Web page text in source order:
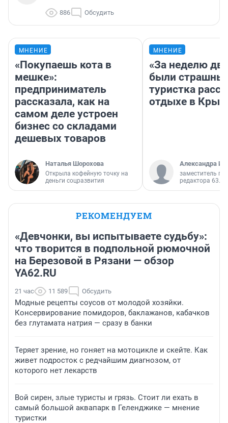
886 Обсудить
МНЕНИЕ
«Покупаешь кота в
мешке»:
предприниматель
рассказала, как на
самом деле устроен
бизнес со складами
дешевых товаров
Наталья Шорохова
Открыла кофейную точку на
деньги соцразвития
МНЕНИЕ
«За неделю
были
туристка
отдыхе в
Александра
заместитель
редактора 63.RU
РЕКОМЕНДУЕМ
«Девчонки, вы испытываете судьбу»:
что творится в подпольной рюмочной
на Березовой в Рязани — обзор
YA62.RU
21 час 11 589 Обсудить
Модные рецепты соусов от молодой хозяйки.
Консервирование помидоров, баклажанов, кабачков
без глутамата натрия — сразу в банки
Теряет зрение, но гоняет на мотоцикле и скейте. Как
живет подросток с редчайшим диагнозом, от
которого нет лекарств
Вой сирен, злые туристы и грязь. Стоит ли ехать в
самый большой аквапарк в Геленджике — мнение
туристки